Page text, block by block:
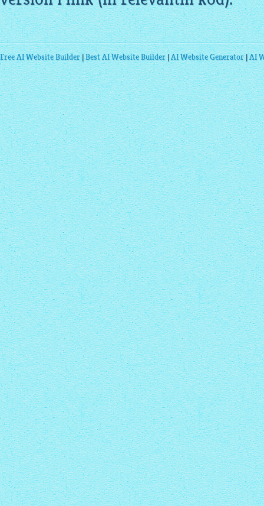
Free AI Website Builder|Best AI Website Builder|AI Website Generator|AI